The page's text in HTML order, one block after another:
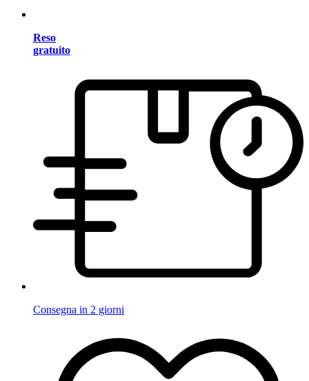
Reso
gratuito
Consegna in 2 giorni